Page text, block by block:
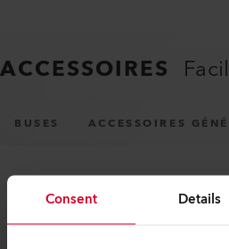
Consent Details
ACCESSOIRES
BUSES ACCESSOIRES